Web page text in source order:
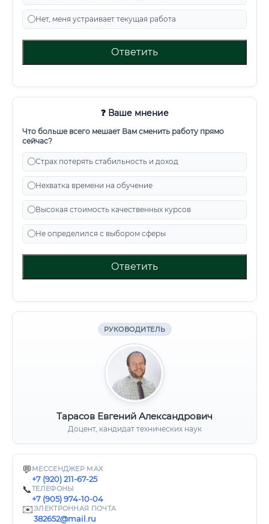
Нет, меня устраивает текущая работа
Ответить
❓ Ваше мнение
Что больше всего мешает Вам сменить работу прямо
сейчас?
Страх потерять стабильность и доход
Нехватка времени на обучение
Высокая стоимость качественных курсов
Не определился с выбором сферы
Ответить
РУКОВОДИТЕЛЬ
Тарасов Евгений Александрович
Доцент, кандидат технических наук
💬 МЕССЕНДЖЕР MAX
+7 (920) 211-67-25
📞ТЕЛЕФОНЫ
+7 (905) 974-10-04
✉️ЭЛЕКТРОННАЯ ПОЧТА
382652@mail.ru